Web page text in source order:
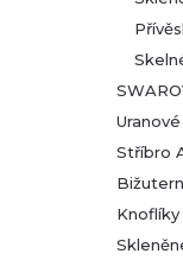
Stříbro
Knoflíky